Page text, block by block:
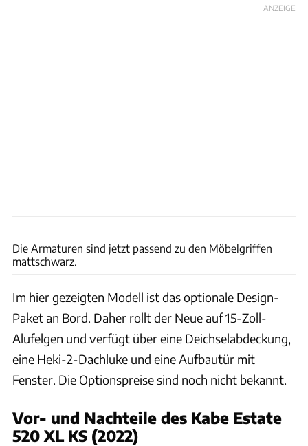
ANZEIGE
Die Armaturen sind jetzt passend zu den Möbelgriffen
mattschwarz.
Im hier gezeigten Modell ist das optionale Design-
Paket an Bord. Daher rollt der Neue auf 15-Zoll-
Alufelgen und verfügt über eine Deichselabdeckung,
eine Heki-2-Dachluke und eine Aufbautür mit
Fenster. Die Optionspreise sind noch nicht bekannt.
Vor- und Nachteile des Kabe Estate
520 XL KS (2022)